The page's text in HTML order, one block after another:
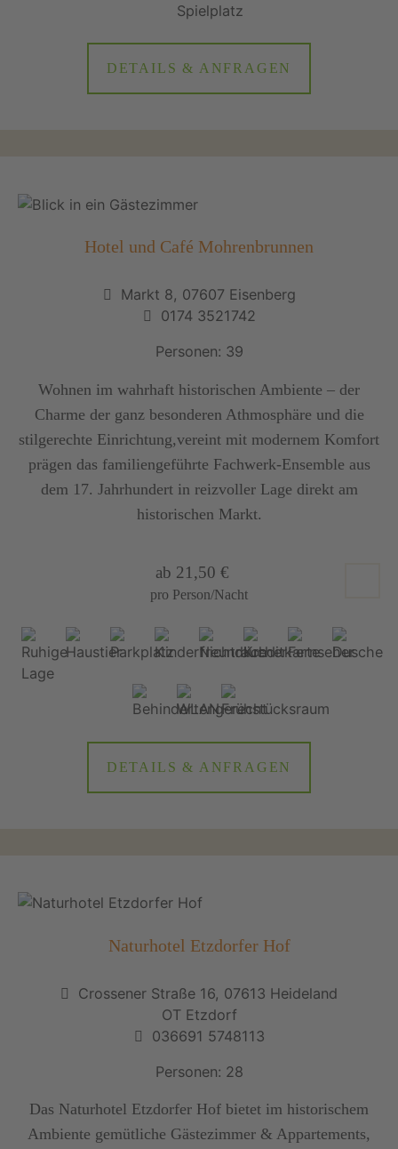
DETAILS & ANFRAGEN
Hotel und Café Mohrenbrunnen
Markt 8, 07607 Eisenberg
0174 3521742
Personen: 39
Wohnen im wahrhaft historischen Ambiente – der
Charme der ganz besonderen Athmosphäre und die
stilgerechte Einrichtung,vereint mit modernem Komfort
prägen das familiengeführte Fachwerk-Ensemble aus
dem 17. Jahrhundert in reizvoller Lage direkt am
historischen Markt.
ab 21,50 €
pro Person/Nacht
DETAILS & ANFRAGEN
Naturhotel Etzdorfer Hof
Crossener Straße 16, 07613 Heideland
OT Etzdorf
036691 5748113
Personen: 28
Das Naturhotel Etzdorfer Hof bietet im historischem
Ambiente gemütliche Gästezimmer & Appartements,